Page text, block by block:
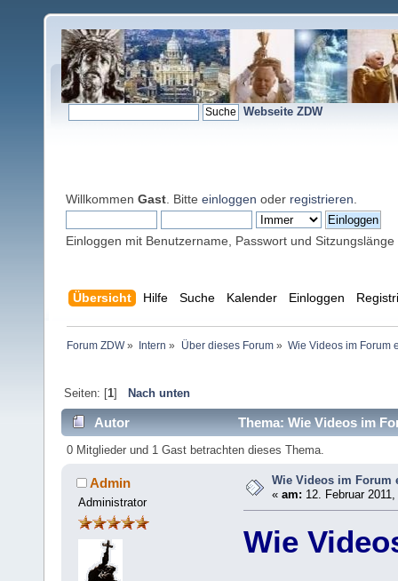
Webseite ZDW
Willkommen Gast . Bitte einloggen oder registrieren
Einloggen mit Benutzername, Passwort und Sitzungslänge
Übersicht Hilfe Suche Kalender Einloggen
Forum ZDW» Intern » Über dieses Forum» Wie Videos im Forum
Seiten: [1] Nach unten
Autor Thema: Wie Videos im
0 Mitglieder und 1 Gast betrachten dieses Thema.
Admin
Administrator
Wie Videos im Forum
«am: 12. Februar
Wie